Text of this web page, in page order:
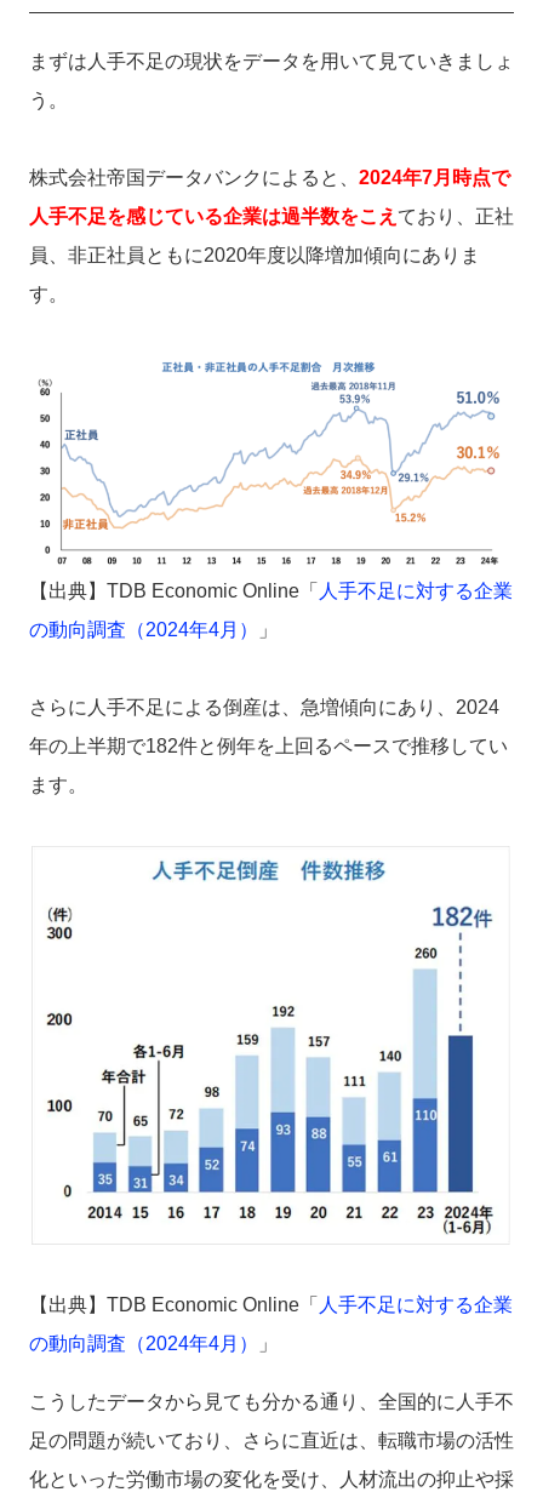
まずは人手不足の現状をデータを用いて見ていきましょ
う。
株式会社帝国データバンクによると、 2024年7月 時点で
人手不足を感じている企業は過半数をこえ ており
、正社
員、非正社員ともに2020年度以降増加傾向にありま
す。
【出典】TDB Economic Online「 人手不足に対する企業
の動向調査（2024年4月）
」
さ らに人手不足による倒産は、急増傾向にあり、2024
年の上半期で182件と例年を上回るペースで推移してい
ます。
【出典】TDB Economic Online「 人手不足に対する企業
の動向調査（2024年4月）
」
こうしたデータから見ても分かる通り、全国的に人手不
足の問題が続いており、さらに直近は、転職市場の活性
化といった労働市場の変化を受け、人材流出の抑止や採